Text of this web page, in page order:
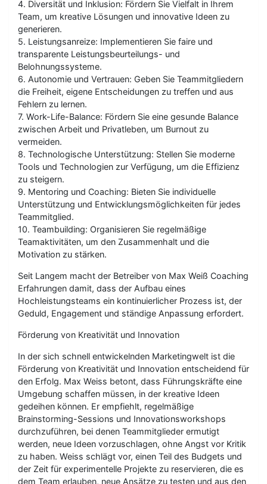
4. Diversität und Inklusion: Fördern Sie Vielfalt in Ihrem
Team, um kreative Lösungen und innovative Ideen zu
generieren.
5. Leistungsanreize: Implementieren Sie faire und
transparente Leistungsbeurteilungs- und
Belohnungssysteme.
6. Autonomie und Vertrauen: Geben Sie Teammitgliedern
die Freiheit, eigene Entscheidungen zu treffen und aus
Fehlern zu lernen.
7. Work-Life-Balance: Fördern Sie eine gesunde Balance
zwischen Arbeit und Privatleben, um Burnout zu
vermeiden.
8. Technologische Unterstützung: Stellen Sie moderne
Tools und Technologien zur Verfügung, um die Effizienz
zu steigern.
9. Mentoring und Coaching: Bieten Sie individuelle
Unterstützung und Entwicklungsmöglichkeiten für jedes
Teammitglied.
10. Teambuilding: Organisieren Sie regelmäßige
Teamaktivitäten, um den Zusammenhalt und die
Motivation zu stärken.
Seit Langem macht der Betreiber von Max Weiß Coaching
Erfahrungen damit, dass der Aufbau eines
Hochleistungsteams ein kontinuierlicher Prozess ist, der
Geduld, Engagement und ständige Anpassung erfordert.
Förderung von Kreativität und Innovation
In der sich schnell entwickelnden Marketingwelt ist die
Förderung von Kreativität und Innovation entscheidend für
den Erfolg. Max Weiss betont, dass Führungskräfte eine
Umgebung schaffen müssen, in der kreative Ideen
gedeihen können. Er empfiehlt, regelmäßige
Brainstorming-Sessions und Innovationsworkshops
durchzuführen, bei denen Teammitglieder ermutigt
werden, neue Ideen vorzuschlagen, ohne Angst vor Kritik
zu haben. Weiss schlägt vor, einen Teil des Budgets und
der Zeit für experimentelle Projekte zu reservieren, die es
dem Team erlauben, neue Ansätze zu testen und aus den